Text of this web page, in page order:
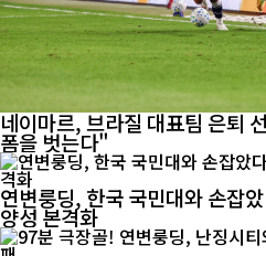
네이마르, 브라질 대표팀 은퇴
폼을 벗는다"
연변룽딩, 한국 국민대와 손잡
양성 본격화